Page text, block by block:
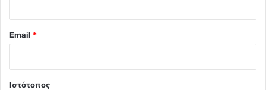
Email *
Ιστότοπος